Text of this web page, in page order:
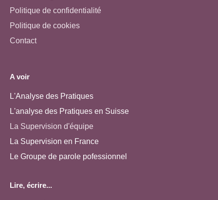
Politique de confidentialité
Politique de cookies
Contact
A voir
L'Analyse des Pratiques
L'analyse des Pratiques en Suisse
La Supervision d'équipe
La Supervision en France
Le Groupe de parole pofessionnel
Lire, écrire...